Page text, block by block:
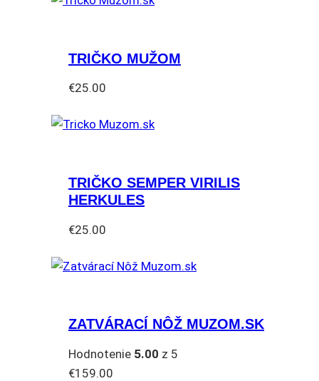
TRIČKO MUŽOM
€25.00
produkt
variantov.
Možnosti
si
vybrať
produktu.
TRIČKO SEMPER VIRILIS
HERKULES
€25.00
produkt
variantov.
ZATVÁRACÍ NÔŽ MUZOM.SK
Hodnotenie 5.00 z 5
€159.00